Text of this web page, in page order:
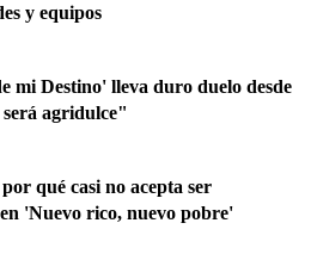
y equipos
mi Destino' lleva duro duelo desde
agridulce"
qué casi no acepta ser
'Nuevo rico, nuevo pobre'